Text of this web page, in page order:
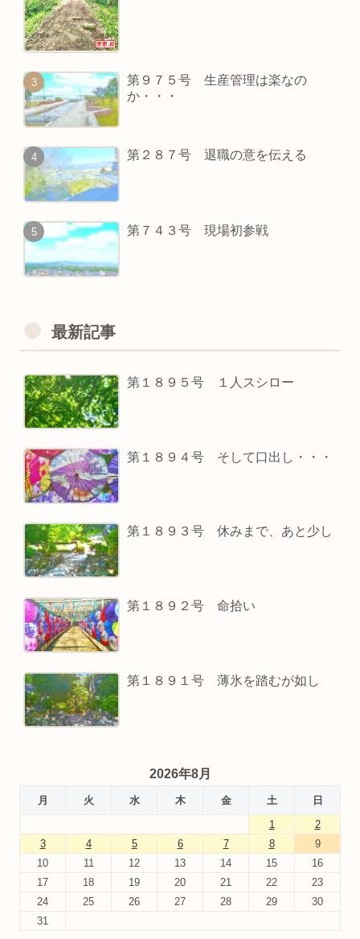
第９７５号 生産管理は楽なの
か・・・
第２８７号 退職の意を伝える
第７４３号 現場初参戦
最新記事
第１８９５号 １人スシロー
第１８９４号 そして口出し・・・
第１８９３号 休みまで、あと少し
第１８９２号 命拾い
第１８９１号 薄氷を踏むが如し
2026年8月
月 火 水 木 金 土
日
1
2
3
4 5 6 7 8
9
10
11 12 13 14 15
16
17
18 19 20 21 22
23
24
25 26 27 28 29
30
31